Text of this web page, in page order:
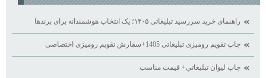
راهنمای خرید سررسید تبلیغاتی ۱۴۰۵؛ یک انتخاب هوشمندانه برای برندها
چاپ تقویم رومیزی تبلیغاتی 1405+سفارش تقویم رومیزی اختصاصی
چاپ ليوان تبليغاتي+ قيمت مناسب